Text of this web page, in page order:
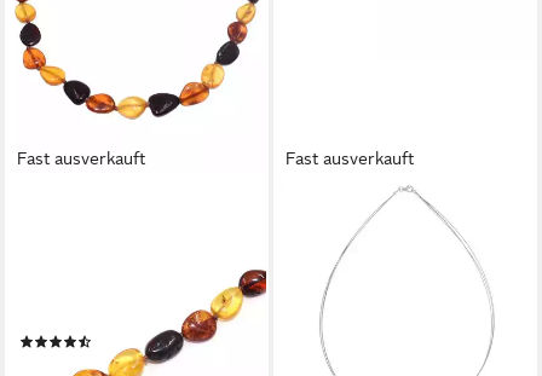
Fast ausverkauft
Farbstein Edelstein Bernstein,
Made in Germany - mit
Bernstein
UVP49,99 €
Fast ausverkauft
OSTSEE-SCHMUCK
Collier Ostsee-Schmuck
Collier Bernsteinkugel 13 mm
(1-tlg)
33,95 €
lieferbar - in 1-2 Werktagen bei dir